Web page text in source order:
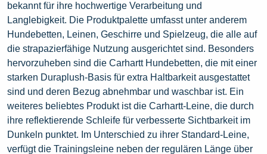
bekannt für ihre hochwertige Verarbeitung und
Langlebigkeit. Die Produktpalette umfasst unter anderem
Hundebetten, Leinen, Geschirre und Spielzeug, die alle auf
die strapazierfähige Nutzung ausgerichtet sind. Besonders
hervorzuheben sind die Carhartt Hundebetten, die mit einer
starken Duraplush-Basis für extra Haltbarkeit ausgestattet
sind und deren Bezug abnehmbar und waschbar ist. Ein
weiteres beliebtes Produkt ist die Carhartt-Leine, die durch
ihre reflektierende Schleife für verbesserte Sichtbarkeit im
Dunkeln punktet. Im Unterschied zu ihrer Standard-Leine,
verfügt die Trainingsleine neben der regulären Länge über